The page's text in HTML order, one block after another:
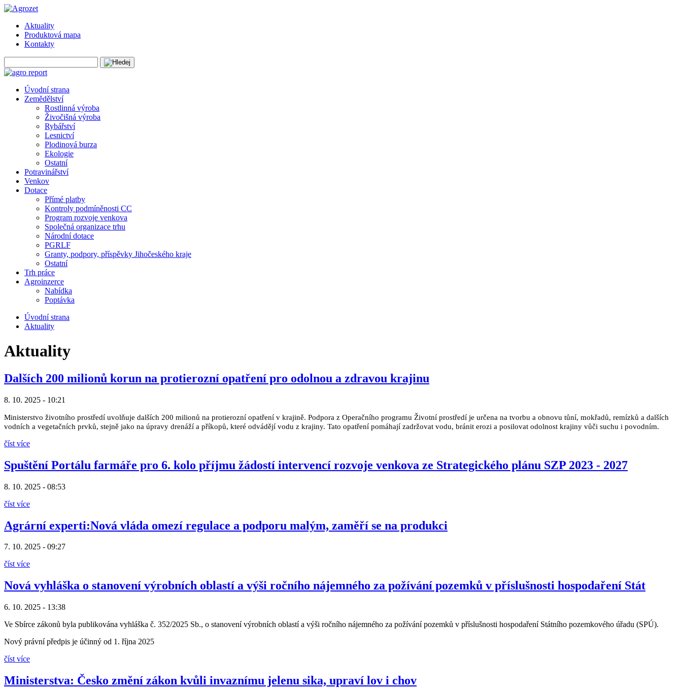
Aktuality
Produktová mapa
Kontakty
Úvodní strana
Zemědělství
Rostlinná výroba
Živočišná výroba
Rybářství
Lesnictví
Plodinová burza
Ekologie
Ostatní
Potravinářství
Venkov
Dotace
Přímé platby
Kontroly podmíněnosti CC
Program rozvoje venkova
Společná organizace trhu
Národní dotace
PGRLF
Granty, podpory, příspěvky Jihočeského kraje
Ostatní
Trh práce
Agroinzerce
Nabídka
Poptávka
Úvodní strana
Aktuality
Aktuality
Dalších 200 milionů korun na protierozní opatření pro odolnou a zdravou krajinu
8. 10. 2025 - 10:21
Ministerstvo životního prostředí uvolňuje dalších 200 milionů na protierozní opatření v krajině. Podpora z Operačního programu Životní prostředí je určena na tvorbu a obnovu tůní, mokřadů, remízků a dalších
vodních a vegetačních prvků, stejně jako na úpravy drenáží a příkopů, které odvádějí vodu z krajiny. Tato opatření pomáhají zadržovat vodu, bránit erozi a posilovat odolnost krajiny vůči suchu i povodním.
číst více
Spuštění Portálu farmáře pro 6. kolo příjmu žádostí intervencí rozvoje venkova ze Strategického plánu SZP 2023 - 2027
8. 10. 2025 - 08:53
číst více
Agrární experti:Nová vláda omezí regulace a podporu malým, zaměří se na produkci
7. 10. 2025 - 09:27
číst více
Nová vyhláška o stanovení výrobních oblastí a výši ročního nájemného za požívání pozemků v příslušnosti hospodaření Stát
6. 10. 2025 - 13:38
Ve Sbírce zákonů byla publikována vyhláška č. 352/2025 Sb., o stanovení výrobních oblastí a výši ročního nájemného za požívání pozemků v příslušnosti hospodaření Státního pozemkového úřadu (SPÚ).
Nový právní předpis je účinný od 1. října 2025
číst více
Ministerstva: Česko změní zákon kvůli invaznímu jelenu sika, upraví lov i chov